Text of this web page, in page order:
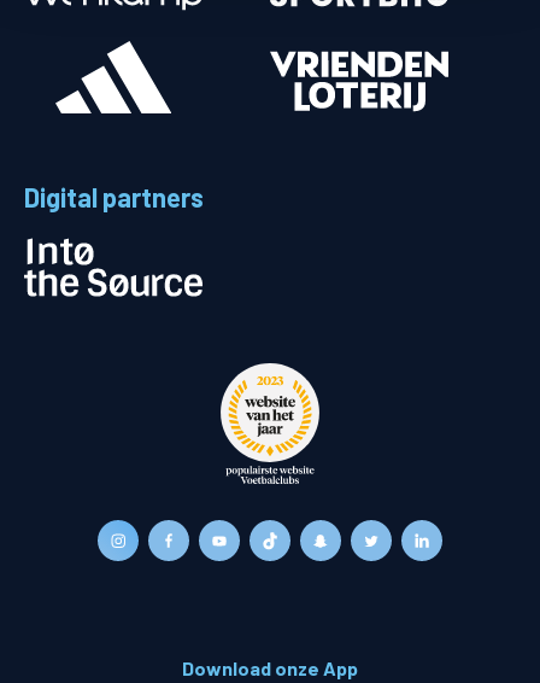
Digital partners
Download onze App